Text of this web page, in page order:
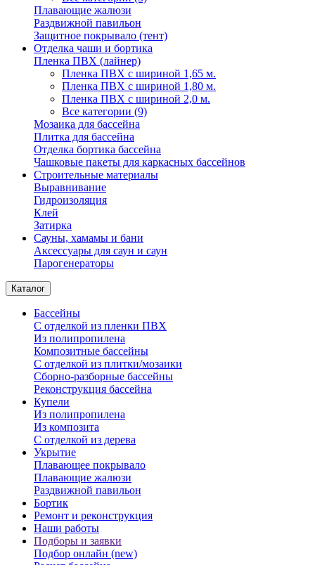
Плавающие жалюзи
Раздвижной павильон
Защитное покрывало (тент)
Отделка чаши и бортика
Пленка ПВХ (лайнер)
Пленка ПВХ с шириной 1,65 м.
Пленка ПВХ с шириной 1,80 м.
Пленка ПВХ с шириной 2,0 м.
Все категории (9)
Мозаика для бассейна
Плитка для бассейна
Отделка бортика бассейна
Чашковые пакеты для каркасных бассейнов
Строительные материалы
Выравнивание
Гидроизоляция
Клей
Затирка
Сауны, хамамы и бани
Аксессуары для саун и саун
Парогенераторы
Каталог
Бассейны
С отделкой из пленки ПВХ
Из полипропилена
Композитные бассейны
С отделкой из плитки/мозаики
Сборно-разборные бассейны
Реконструкция бассейна
Купели
Из полипропилена
Из композита
С отделкой из дерева
Укрытие
Плавающее покрывало
Плавающие жалюзи
Раздвижной павильон
Бортик
Ремонт и реконструкция
Наши работы
Подборы и заявки
Подбор онлайн (new)